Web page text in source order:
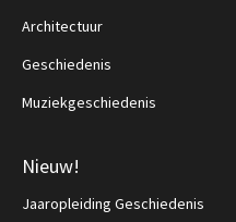
Architectuur
Geschiedenis
Muziekgeschiedenis
Nieuw!
Jaaropleiding Geschiedenis